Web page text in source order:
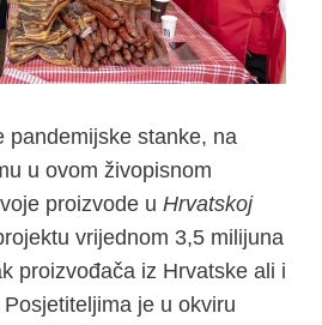
pandemijske stanke, na
u ovom živopisnom
proizvode u Hrvatskoj
vrijednom 3,5 milijuna
proizvođača iz Hrvatske ali i
je u okviru